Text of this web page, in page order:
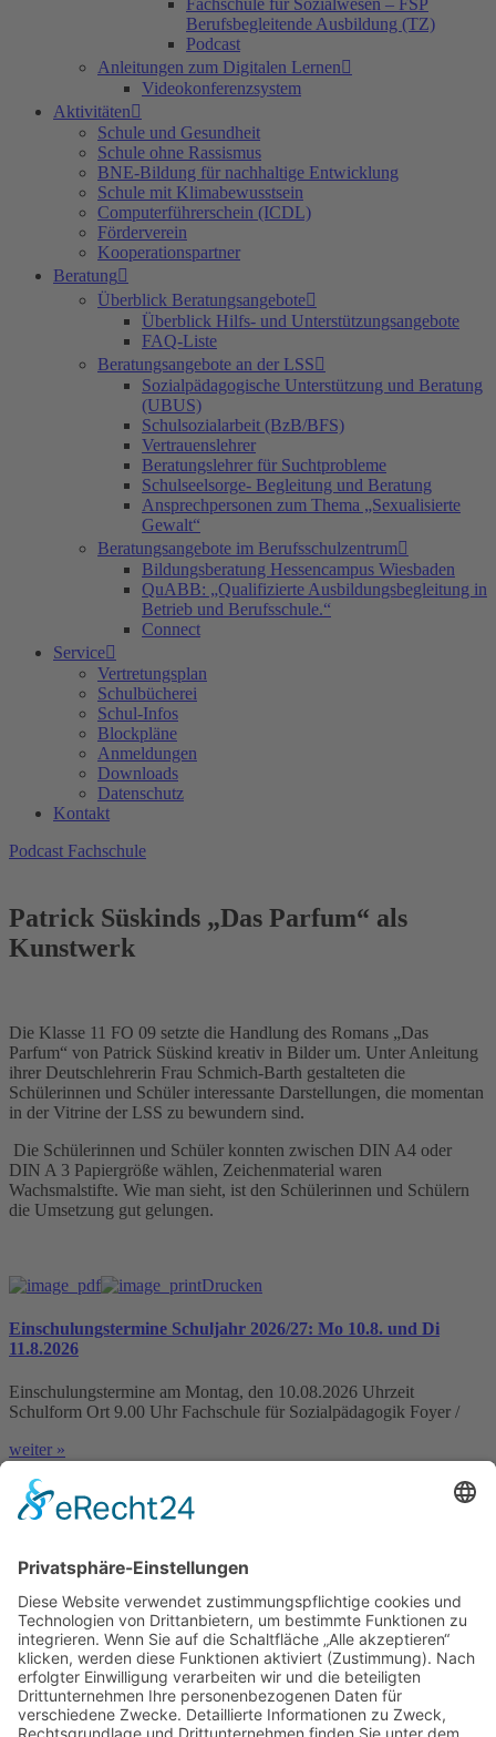
Fachschule für Sozialwesen – FSP
Berufsbegleitende Ausbildung (TZ)
Podcast
Anleitungen zum Digitalen Lernen
Videokonferenzsystem
Aktivitäten
Schule und Gesundheit
Schule ohne Rassismus
BNE-Bildung für nachhaltige Entwicklung
Schule mit Klimabewusstsein
Computerführerschein (ICDL)
Förderverein
Kooperationspartner
Beratung
Überblick Beratungsangebote
Überblick Hilfs- und Unterstützungsangebote
FAQ-Liste
Beratungsangebote an der LSS
Sozialpädagogische Unterstützung und Beratung
(UBUS)
Schulsozialarbeit (BzB/BFS)
Vertrauenslehrer
Beratungslehrer für Suchtprobleme
Schulseelsorge- Begleitung und Beratung
Ansprechpersonen zum Thema „Sexualisierte
Gewalt“
Beratungsangebote im Berufsschulzentrum
Bildungsberatung Hessencampus Wiesbaden
QuABB: „Qualifizierte Ausbildungsbegleitung in
Betrieb und Berufsschule.“
Connect
Service
Vertretungsplan
Schulbücherei
Schul-Infos
Blockpläne
Anmeldungen
Downloads
Datenschutz
Kontakt
Podcast Fachschule
Patrick Süskinds „Das Parfum“ als
Kunstwerk
Die Klasse 11 FO 09 setzte die Handlung des Romans „Das
Parfum“ von Patrick Süskind kreativ in Bilder um. Unter Anleitung
ihrer Deutschlehrerin Frau Schmich-Barth gestalteten die
Schülerinnen und Schüler interessante Darstellungen, die momentan
in der Vitrine der LSS zu bewundern sind.
Die Schülerinnen und Schüler konnten zwischen DIN A4 oder
DIN A 3 Papiergröße wählen, Zeichenmaterial waren
Wachsmalstifte. Wie man sieht, ist den Schülerinnen und Schülern
die Umsetzung gut gelungen.
Drucken
Einschulungstermine Schuljahr 2026/27: Mo 10.8. und Di
11.8.2026
Einschulungstermine am Montag, den 10.08.2026 Uhrzeit
Schulform Ort 9.00 Uhr Fachschule für Sozialpädagogik Foyer /
weiter »
IHK-News: Florist-Azubis zeigen blühende Kreativität bei
Abschlussprüfung in der Domäne Mechtildshausen
Wiesbaden, 19. Juni 2026 – Acht Florist-Azubis haben in der
Domäne Mechtildshausen bei ihrer Abschlussprüfung
weiter »
Schutzkonzept gegen sexualisierte Gewalt veröffentlicht
weiter »